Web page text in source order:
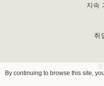
지속
취
By continuing to browse this site,